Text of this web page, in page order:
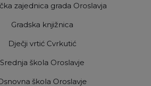
zajednica grada Oroslavja
Gradska knjižnica
Dječji vrtić Cvrkutić
Srednja škola Oroslavje
škola Oroslavje